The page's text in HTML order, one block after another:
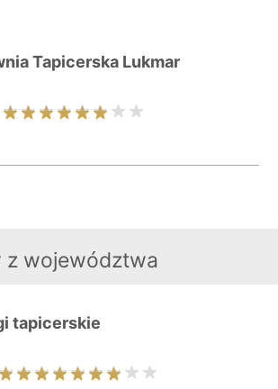
Tapicerska Lukmar
z województwa
tapicerskie